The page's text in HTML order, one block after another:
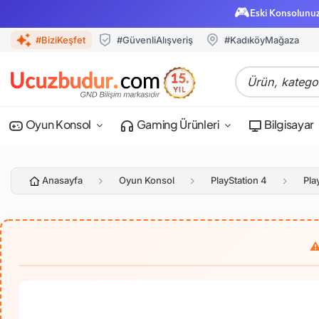
🎮 Eski
#BiziKeşfet #GüvenliAlışveriş #KadıköyMağaza
Oyun Konsol Gaming Ürünleri Bilgisayar
Anasayfa Oyun Konsol PlayStation 4